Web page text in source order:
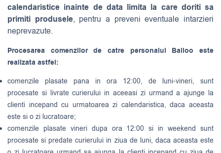
calendaristice inainte de data limita la care doriti sa
primiti produsele, pentru a preveni eventuale intarzieri
neprevazute.
Procesarea comenzilor de catre personalul Balloo este
realizata astfel:
comenzile plasate pana in ora 12:00, de luni-vineri, sunt
procesate si livrate curierului in aceeasi zi urmand a ajunge la
clienti incepand cu urmatoarea zi calendaristica, daca aceasta
este si o zi lucratoare;
comenzile plasate vineri dupa ora 12:00 si in weekend sunt
procesate si predate curierului in ziua de luni, daca aceasta este